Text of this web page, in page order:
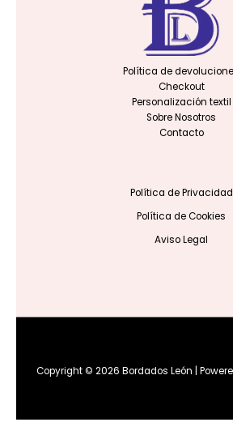
Política de
Checkout
Personalización textil
Sobre Nosotros
Contacto
Política de Privacidad
Política de Cookies
Aviso Legal
Copyright © 2026 Bordados León |